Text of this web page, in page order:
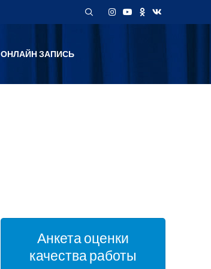
ОНЛАЙН ЗАПИСЬ
Анкета оценки
качества работы